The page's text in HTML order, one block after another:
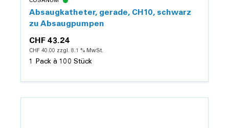
Absaugkatheter, gerade, CH10, schwarz
zu Absaugpumpen
CHF 43.24
CHF 40.00 zzgl. 8.1 % MwSt.
1 Pack à 100 Stück